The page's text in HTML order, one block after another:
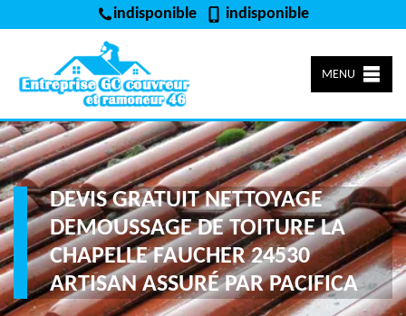
indisponible indisponible
MENU
DEVIS GRATUIT NETTOYAGE
DEMOUSSAGE DE TOITURE LA
CHAPELLE FAUCHER 24530
ARTISAN ASSURÉ PAR PACIFICA